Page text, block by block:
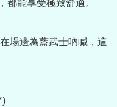
都能享受極致舒適。
場邊為藍武士吶喊，這